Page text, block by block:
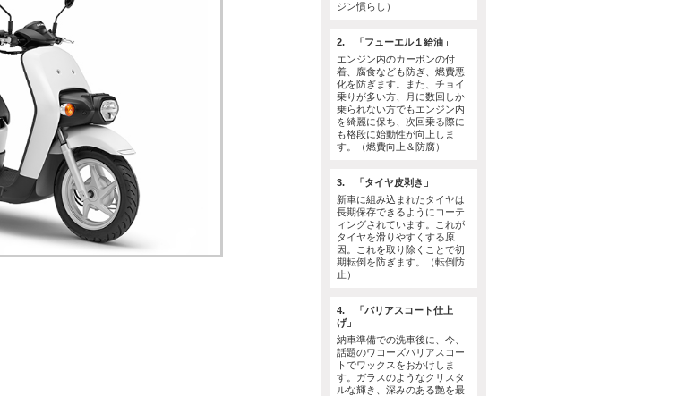
ジン慣らし）
2. 「フューエル１給油」
エンジン内のカーボンの付
着、腐食なども防ぎ、燃費悪
化を防ぎます。また、チョイ
乗りが多い方、月に数回しか
乗られない方でもエンジン内
を綺麗に保ち、次回乗る際に
も格段に始動性が向上しま
す。（燃費向上＆防腐）
3. 「タイヤ皮剥き」
新車に組み込まれたタイヤは
長期保存できるようにコーテ
ィングされています。これが
タイヤを滑りやすくする原
因。これを取り除くことで初
期転倒を防ぎます。（転倒防
止）
4. 「バリアスコート仕上
げ」
納車準備での洗車後に、今、
話題のワコーズバリアスコー
トでワックスをおかけしま
す。ガラスのようなクリスタ
ルな輝き、深みのある艶を最